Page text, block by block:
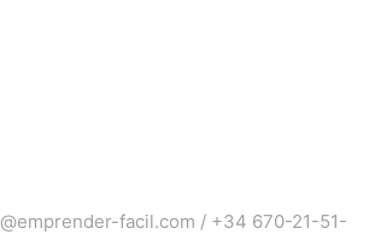
facil.com / +34 670-21-51-